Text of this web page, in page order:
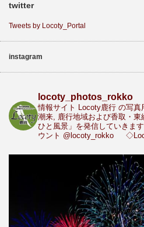
twitter
Tweets by Locoty_Portal
instagram
locoty_photos_rokko
情報サイト Locoty鹿行 の写真
潮来, 鹿行地域および香取・
ひと風景」を発信していきます
ウント @locoty_rokko